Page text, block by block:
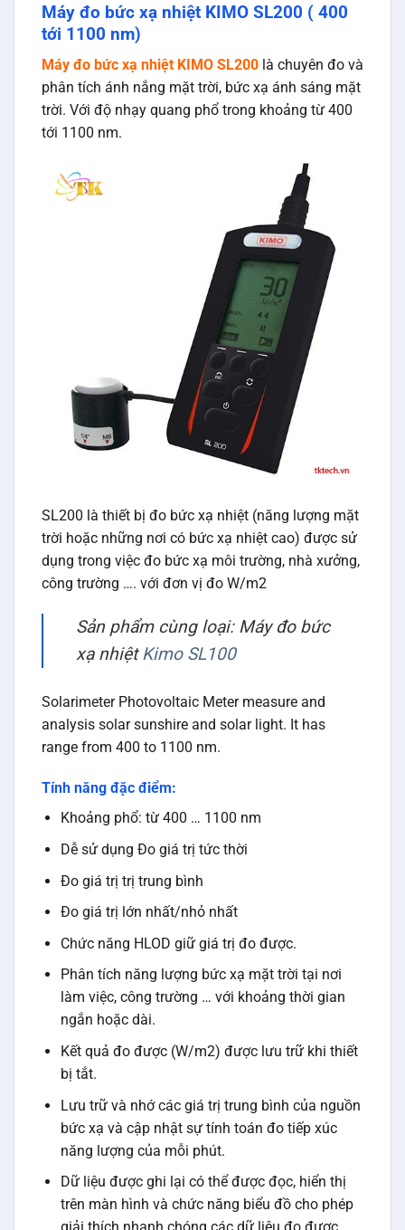
Máy đo bức xạ nhiệt KIMO SL200 ( 400
tới 1100 nm)
Máy đo bức xạ nhiệt KIMO SL200 là chuyên đo và
phân tích ánh nắng mặt trời, bức xạ ánh sáng mặt
trời. Với độ nhạy quang phổ trong khoảng từ 400
tới 1100 nm.
SL200 là thiết bị đo bức xạ nhiệt (năng lượng mặt
trời hoặc những nơi có bức xạ nhiệt cao) được sử
dụng trong việc đo bức xạ môi trường, nhà xưởng,
công trường …. với đơn vị đo W/m2
Sản phẩm cùng loại: Máy đo bức
xạ nhiệtKimo SL100
Solarimeter Photovoltaic Meter measure and
analysis solar sunshire and solar light. It has
range from 400 to 1100 nm.
Tính năng đặc điểm:
Khoảng phổ: từ 400 … 1100 nm
Dễ sử dụng Đo giá trị tức thời
Đo giá trị trị trung bình
Đo giá trị lớn nhất/nhỏ nhất
Chức năng HLOD giữ giá trị đo được.
Phân tích năng lượng bức xạ mặt trời tại nơi
làm việc, công trường … với khoảng thời gian
ngắn hoặc dài.
Kết quả đo được (W/m2) được lưu trữ khi thiết
bị tắt.
Lưu trữ và nhớ các giá trị trung bình của nguồn
bức xạ và cập nhật sự tính toán đo tiếp xúc
năng lượng của mỗi phút.
Dữ liệu được ghi lại có thể được đọc, hiển thị
trên màn hình và chức năng biểu đồ cho phép